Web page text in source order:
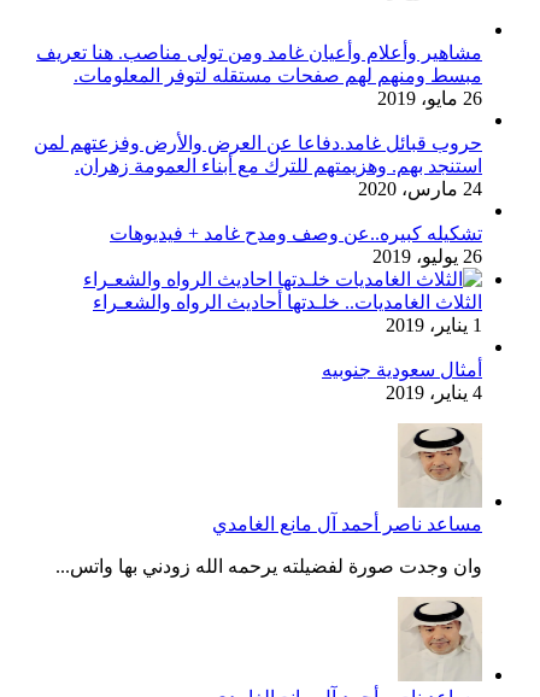
مشاهير وأعلام وأعيان غامد ومن تولى مناصب. هنا تعريف
مبسط ومنهم لهم صفحات مستقله لتوفر المعلومات.
26 مايو، 2019
حروب قبائل غامد.دفاعا عن العرض والأرض وفزعتهم لمن
استنجد بهم. وهزيمتهم للترك مع أبناء العمومة زهران.
24 مارس، 2020
تشكيله كبيره..عن وصف ومدح غامد + فيديوهات
26 يوليو، 2019
الثلاث الغامديات.. خلـدتها أحاديث الرواه والشعـراء
1 يناير، 2019
أمثال سعودية جنوبيه
4 يناير، 2019
مساعد ناصر أحمد آل مانع الغامدي
وان وجدت صورة لفضيلته يرحمه الله زودني بها واتس...